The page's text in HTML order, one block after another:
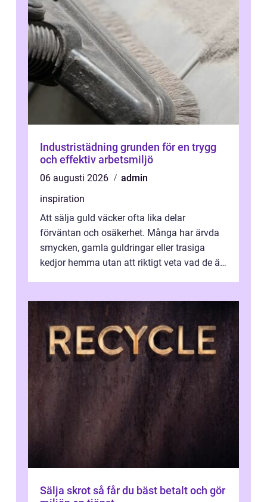
Industristädning grunden för en trygg
och effektiv arbetsmiljö
06 augusti 2026
admin
inspiration
Att sälja guld väcker ofta lika delar
förväntan och osäkerhet. Många har ärvda
smycken, gamla guldringar eller trasiga
kedjor hemma utan att riktigt veta vad de är
Sälja skrot så får du bäst betalt och gör